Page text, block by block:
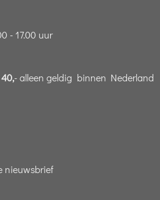
- 17.00 uur
- alleen geldig binnen Nederland
nieuwsbrief